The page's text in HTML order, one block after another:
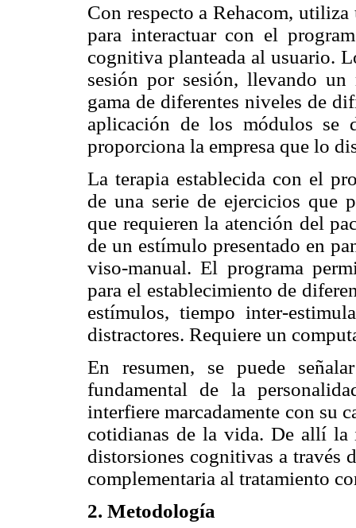
Con respecto a Rehacom,
para interactuar con el
cognitiva planteada al usuario.
sesión por sesión, llevando
gama de diferentes niveles de
aplicación de los módulos se
proporciona la empresa que lo
La terapia establecida con el
de una serie de ejercicios que
que requieren la atención del
de un estímulo presentado en
viso-manual. El programa
para el establecimiento de
estímulos, tiempo inter-
distractores. Requiere un
En resumen, se puede
fundamental de la
interfiere marcadamente con su
cotidianas de la vida. De allí
distorsiones cognitivas a través
complementaria al tratamiento
2. Metodología